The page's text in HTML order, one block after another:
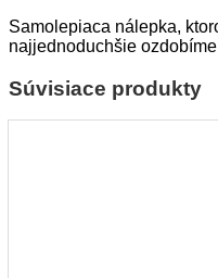
Samolepiaca nálepka,
najjednoduchšie
Súvisiace produkty